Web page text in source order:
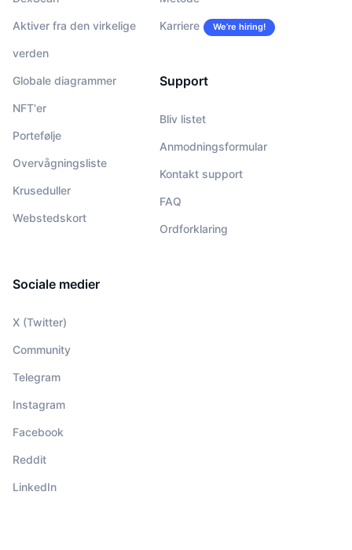
Aktiver fra den virkelige
verden
Globale diagrammer
NFT'er
Portefølje
Overvågningsliste
Kruseduller
Webstedskort
Karriere We’re hiring!
Support
Bliv listet
Anmodningsformular
Kontakt support
FAQ
Ordforklaring
Sociale medier
X (Twitter)
Community
Telegram
Instagram
Facebook
Reddit
LinkedIn